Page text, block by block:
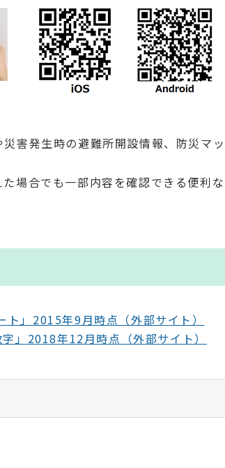
害発生時の避難所開設情報、防災マッ
場合でも一部内容を確認できる便利な
」2015年9月時点（外部サイト）
」2018年12月時点（外部サイト）